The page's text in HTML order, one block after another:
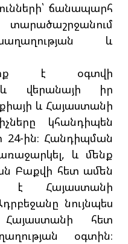
ճանապարհ
և
է օգտվի
և վերանայի իր
և Հայաստանի
կհանդիպեն
24-ին։ Հանդիպման
և մենք
Բաքվի հետ ամեն
է Հայաստանի
նույնպես
հետ
օգտին։